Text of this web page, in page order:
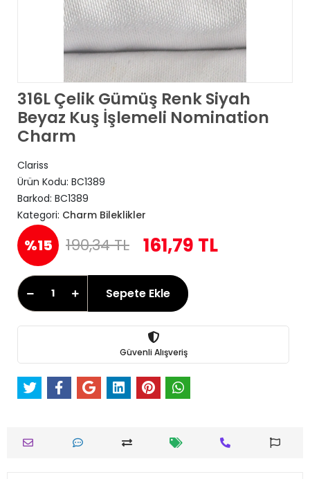
316L Çelik Gümüş Renk Siyah
Beyaz Kuş İşlemeli Nomination
Charm
Clariss
Ürün Kodu: BC1389
Barkod: BC1389
Kategori: Charm Bileklikler
%15 190,34 TL 161,79 TL
Sepete Ekle
Güvenli Alışveriş